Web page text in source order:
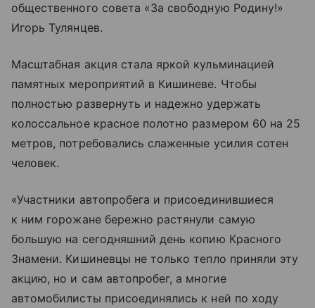
общественного совета «За свободную Родину!»
Игорь Тулянцев.
Масштабная акция стала яркой кульминацией
памятных мероприятий в Кишиневе. Чтобы
полностью развернуть и надежно удержать
колоссальное красное полотно размером 60 на 25
метров, потребовались слаженные усилия сотен
человек.
«Участники автопробега и присоединившиеся
к ним горожане бережно растянули самую
большую на сегодняшний день копию Красного
Знамени. Кишиневцы не только тепло приняли эту
акцию, но и сам автопробег, а многие
автомобилисты присоединялись к ней по ходу